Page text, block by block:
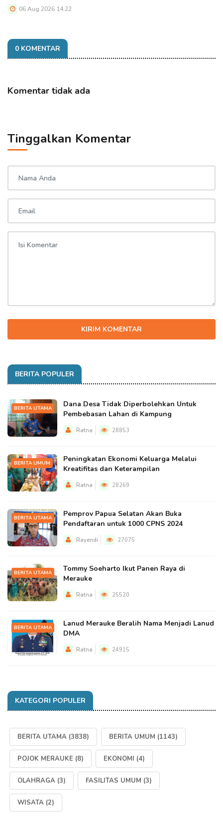
06 Aug 2026 14:22
0 KOMENTAR
Komentar tidak ada
Tinggalkan Komentar
KIRIM KOMENTAR
BERITA POPULER
BERITA UTAMA
Dana Desa Tidak Diperbolehkan Untuk
Pembebasan Lahan di Kampung
Ratna 28853
BERITA UMUM
Peningkatan Ekonomi Keluarga Melalui
Kreatifitas dan Keterampilan
Ratna 28269
BERITA UTAMA
Pemprov Papua Selatan Akan Buka
Pendaftaran untuk 1000 CPNS 2024
Rayendi 27075
BERITA UTAMA
Tommy Soeharto Ikut Panen Raya di
Merauke
Ratna 25520
BERITA UTAMA
Lanud Merauke Beralih Nama Menjadi Lanud
DMA
Ratna 24915
KATEGORI POPULER
BERITA UTAMA (3838) BERITA UMUM (1143)
POJOK MERAUKE (8) EKONOMI (4)
OLAHRAGA (3) FASILITAS UMUM (3)
WISATA (2)